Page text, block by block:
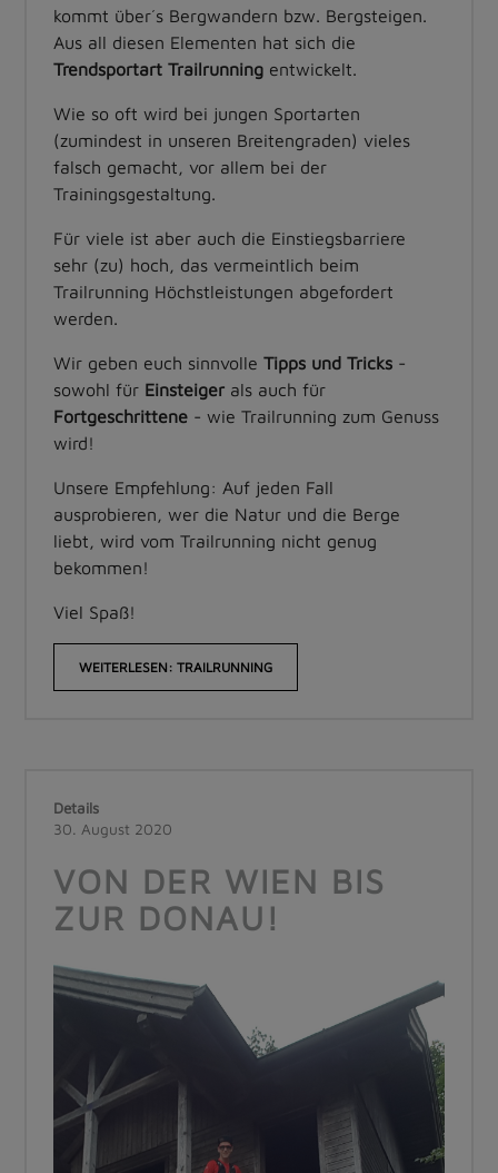
kommt über´s Bergwandern bzw. Bergsteigen.
Aus all diesen Elementen hat sich die
Trendsportart Trailrunning entwickelt.
Wie so oft wird bei jungen Sportarten
(zumindest in unseren Breitengraden) vieles
falsch gemacht, vor allem bei der
Trainingsgestaltung.
Für viele ist aber auch die Einstiegsbarriere
sehr (zu) hoch, das vermeintlich beim
Trailrunning Höchstleistungen abgefordert
werden.
Wir geben euch sinnvolle Tipps und Tricks -
sowohl für Einsteiger als auch für
Fortgeschrittene - wie Trailrunning zum Genuss
wird!
Unsere Empfehlung: Auf jeden Fall
ausprobieren, wer die Natur und die Berge
liebt, wird vom Trailrunning nicht genug
bekommen!
Viel Spaß!
WEITERLESEN: TRAILRUNNING
Details
30. August 2020
VON DER WIEN BIS
ZUR DONAU!